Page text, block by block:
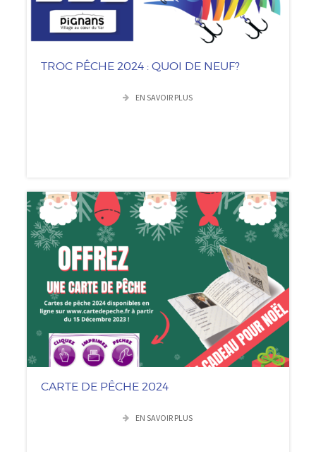
TROC PÊCHE 2024 : QUOI DE NEUF?
EN SAVOIR PLUS
CARTE DE PÊCHE 2024
EN SAVOIR PLUS